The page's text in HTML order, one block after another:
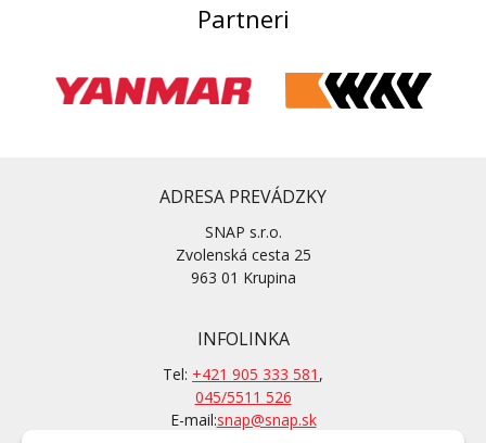
Partneri
ADRESA PREVÁDZKY
SNAP s.r.o.
Zvolenská cesta 25
963 01 Krupina
INFOLINKA
Tel: +421 905 333 581 ,
045/5511 526
E-mail:snap@snap.sk